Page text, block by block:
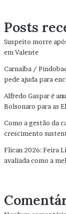
Posts
Suspeito morre
em Valente
Carnaíba /
pede ajuda para
Alfredo Gaspar é
Bolsonaro para as
Como a gestão da
crescimento
Flican 2026: Feira
avaliada como a